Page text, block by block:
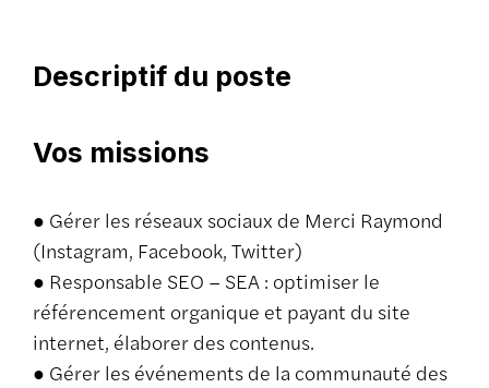
Descriptif du poste
Vos missions
● Gérer les réseaux sociaux de Merci Raymond
(Instagram, Facebook, Twitter)
● Responsable SEO – SEA : optimiser le
référencement organique et payant du site
internet, élaborer des contenus.
● Gérer les événements de la communauté des